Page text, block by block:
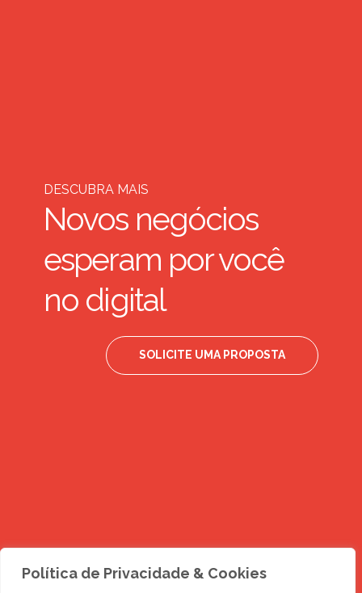
Política de Privacidade & Cookies
DESCUBRA MAIS
Novos negócios
esperam por você
no digital
SOLICITE UMA PROPOSTA